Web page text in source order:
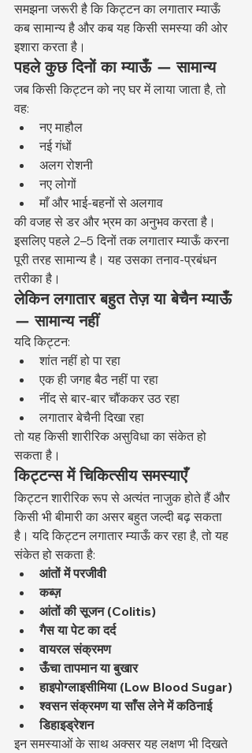
समझना जरूरी है कि किट्टन का लगातार म्याऊँ
कब सामान्य है और कब यह किसी समस्या की ओर
इशारा करता है।
पहले कुछ दिनों का म्याऊँ — सामान्य
जब किसी किट्टन को नए घर में लाया जाता है, तो
वह:
नए माहौल
नई गंधों
अलग रोशनी
नए लोगों
माँ और भाई-बहनों से अलगाव
की वजह से डर और भ्रम का अनुभव करता है।
इसलिए पहले 2–5 दिनों तक लगातार म्याऊँ करना
पूरी तरह सामान्य है। यह उसका तनाव-प्रबंधन
तरीका है।
लेकिन लगातार बहुत तेज़ या बेचैन म्याऊँ
— सामान्य नहीं
यदि किट्टन:
शांत नहीं हो पा रहा
एक ही जगह बैठ नहीं पा रहा
नींद से बार-बार चौंककर उठ रहा
लगातार बेचैनी दिखा रहा
तो यह किसी शारीरिक असुविधा का संकेत हो
सकता है।
किट्टन्स में चिकित्सीय समस्याएँ
किट्टन शारीरिक रूप से अत्यंत नाजुक होते हैं और
किसी भी बीमारी का असर बहुत जल्दी बढ़ सकता
है। यदि किट्टन लगातार म्याऊँ कर रहा है, तो यह
संकेत हो सकता है:
आंतों में परजीवी
कब्ज़
आंतों की सूजन (Colitis)
गैस या पेट का दर्द
वायरल संक्रमण
ऊँचा तापमान या बुखार
हाइपोग्लाइसीमिया (Low Blood Sugar)
श्वसन संक्रमण या साँस लेने में कठिनाई
डिहाइड्रेशन
इन समस्याओं के साथ अक्सर यह लक्षण भी दिखते